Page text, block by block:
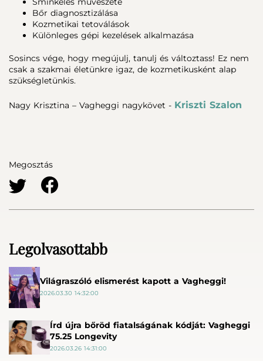
Bőr diagnosztizálása
Kozmetikai tetoválások
Különleges gépi kezelések alkalmazása
Sosincs vége, hogy megújulj, tanulj és változtass! Ez nem
csak a szakmai életünkre igaz, de kozmetikusként alap
szükségletünkis.
Nagy Krisztina – Vagheggi nagykövet - Kriszti Szalon
Megosztás
Legolvasottabb
Világraszóló elismerést kapott a Vagheggi!
2026.03.30 14:32:00
Írd újra bőröd fiatalságának kódját: Vagheggi
75.25 Longevity
2026.03.26 14:31:00